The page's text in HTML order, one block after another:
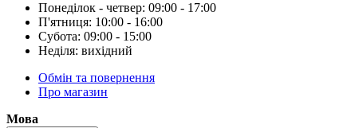
Понеділок - четвер: 09:00 - 17:00
П'ятниця: 10:00 - 16:00
Субота: 09:00 - 15:00
Неділя: вихідний
Обмін та повернення
Про магазин
Мова